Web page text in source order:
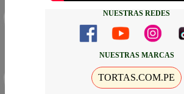
NUESTRAS REDES
NUESTRAS MARCAS
TORTAS.COM.PE